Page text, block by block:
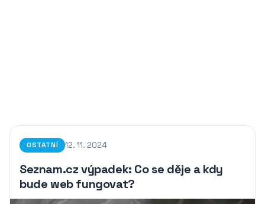
OSTATNÍ 12. 11. 2024
Seznam.cz výpadek: Co se děje a kdy
bude web fungovat?